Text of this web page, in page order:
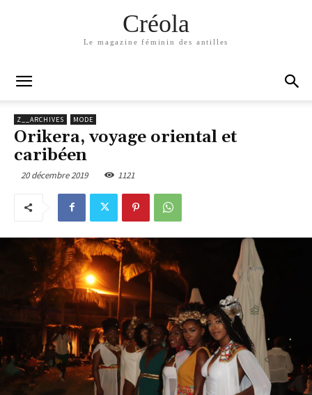
Créola
Le magazine féminin des antilles
Z__ARCHIVES MODE
Orikera, voyage oriental et
caribéen
20 décembre 2019 1121